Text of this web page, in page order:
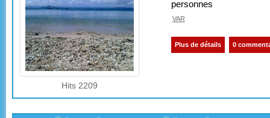
Hits 2209
personnes
VAR
Plus de détails 0